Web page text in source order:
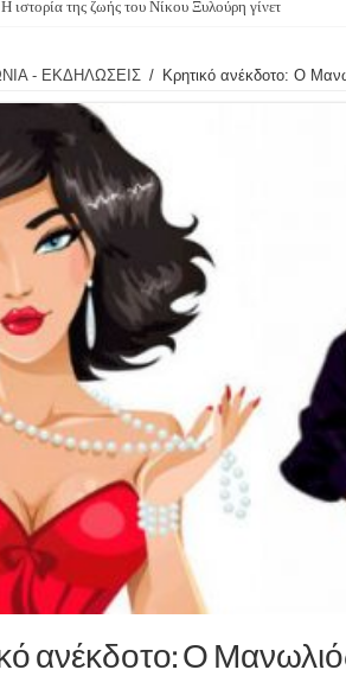
Η ιστορία της ζωής του Νίκου Ξυλούρη γίνεται
- ΕΚΔΗΛΩΣΕΙΣ / Κρητικό ανέκδοτο: Ο
ανέκδοτο: Ο